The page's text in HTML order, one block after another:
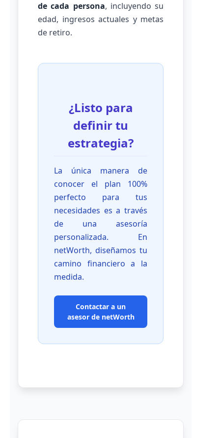
de cada persona, incluyendo su
edad, ingresos actuales y metas
de retiro.
¿Listo para
definir tu
estrategia?
La única manera de
conocer el plan 100%
perfecto para tus
necesidades es a través
de una asesoría
personalizada. En
netWorth, diseñamos tu
camino financiero a la
medida.
Contactar a un
asesor de netWorth